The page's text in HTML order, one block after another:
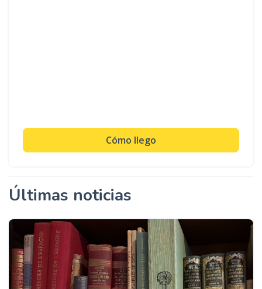
Cómo llego
Últimas noticias